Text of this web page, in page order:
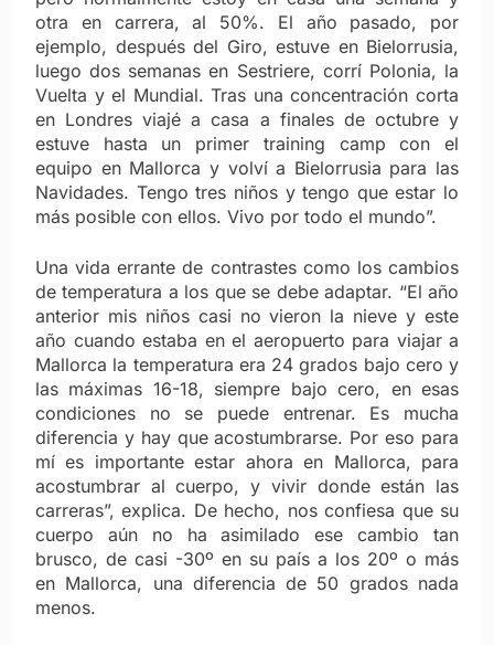
otra en carrera, al 50%. El año pasado, por
ejemplo, después del Giro, estuve en Bielorrusia,
luego dos semanas en Sestriere, corrí Polonia, la
Vuelta y el Mundial. Tras una concentración corta
en Londres viajé a casa a finales de octubre y
estuve hasta un primer training camp con el
equipo en Mallorca y volví a Bielorrusia para las
Navidades. Tengo tres niños y tengo que estar lo
más posible con ellos. Vivo por todo el mundo”.
Una vida errante de contrastes como los cambios
de temperatura a los que se debe adaptar. “El año
anterior mis niños casi no vieron la nieve y este
año cuando estaba en el aeropuerto para viajar a
Mallorca la temperatura era 24 grados bajo cero y
las máximas 16-18, siempre bajo cero, en esas
condiciones no se puede entrenar. Es mucha
diferencia y hay que acostumbrarse. Por eso para
mí es importante estar ahora en Mallorca, para
acostumbrar al cuerpo, y vivir donde están las
carreras”, explica. De hecho, nos confiesa que su
cuerpo aún no ha asimilado ese cambio tan
brusco, de casi -30º en su país a los 20º o más
en Mallorca, una diferencia de 50 grados nada
menos.